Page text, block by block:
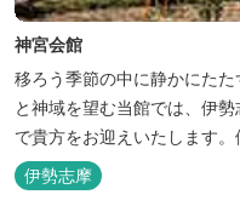
神宮会館
移ろう季節の中に静かにた
と神域を望む当館では、伊
で貴方をお迎えいたします
参拝を体験できます。
伊勢志摩